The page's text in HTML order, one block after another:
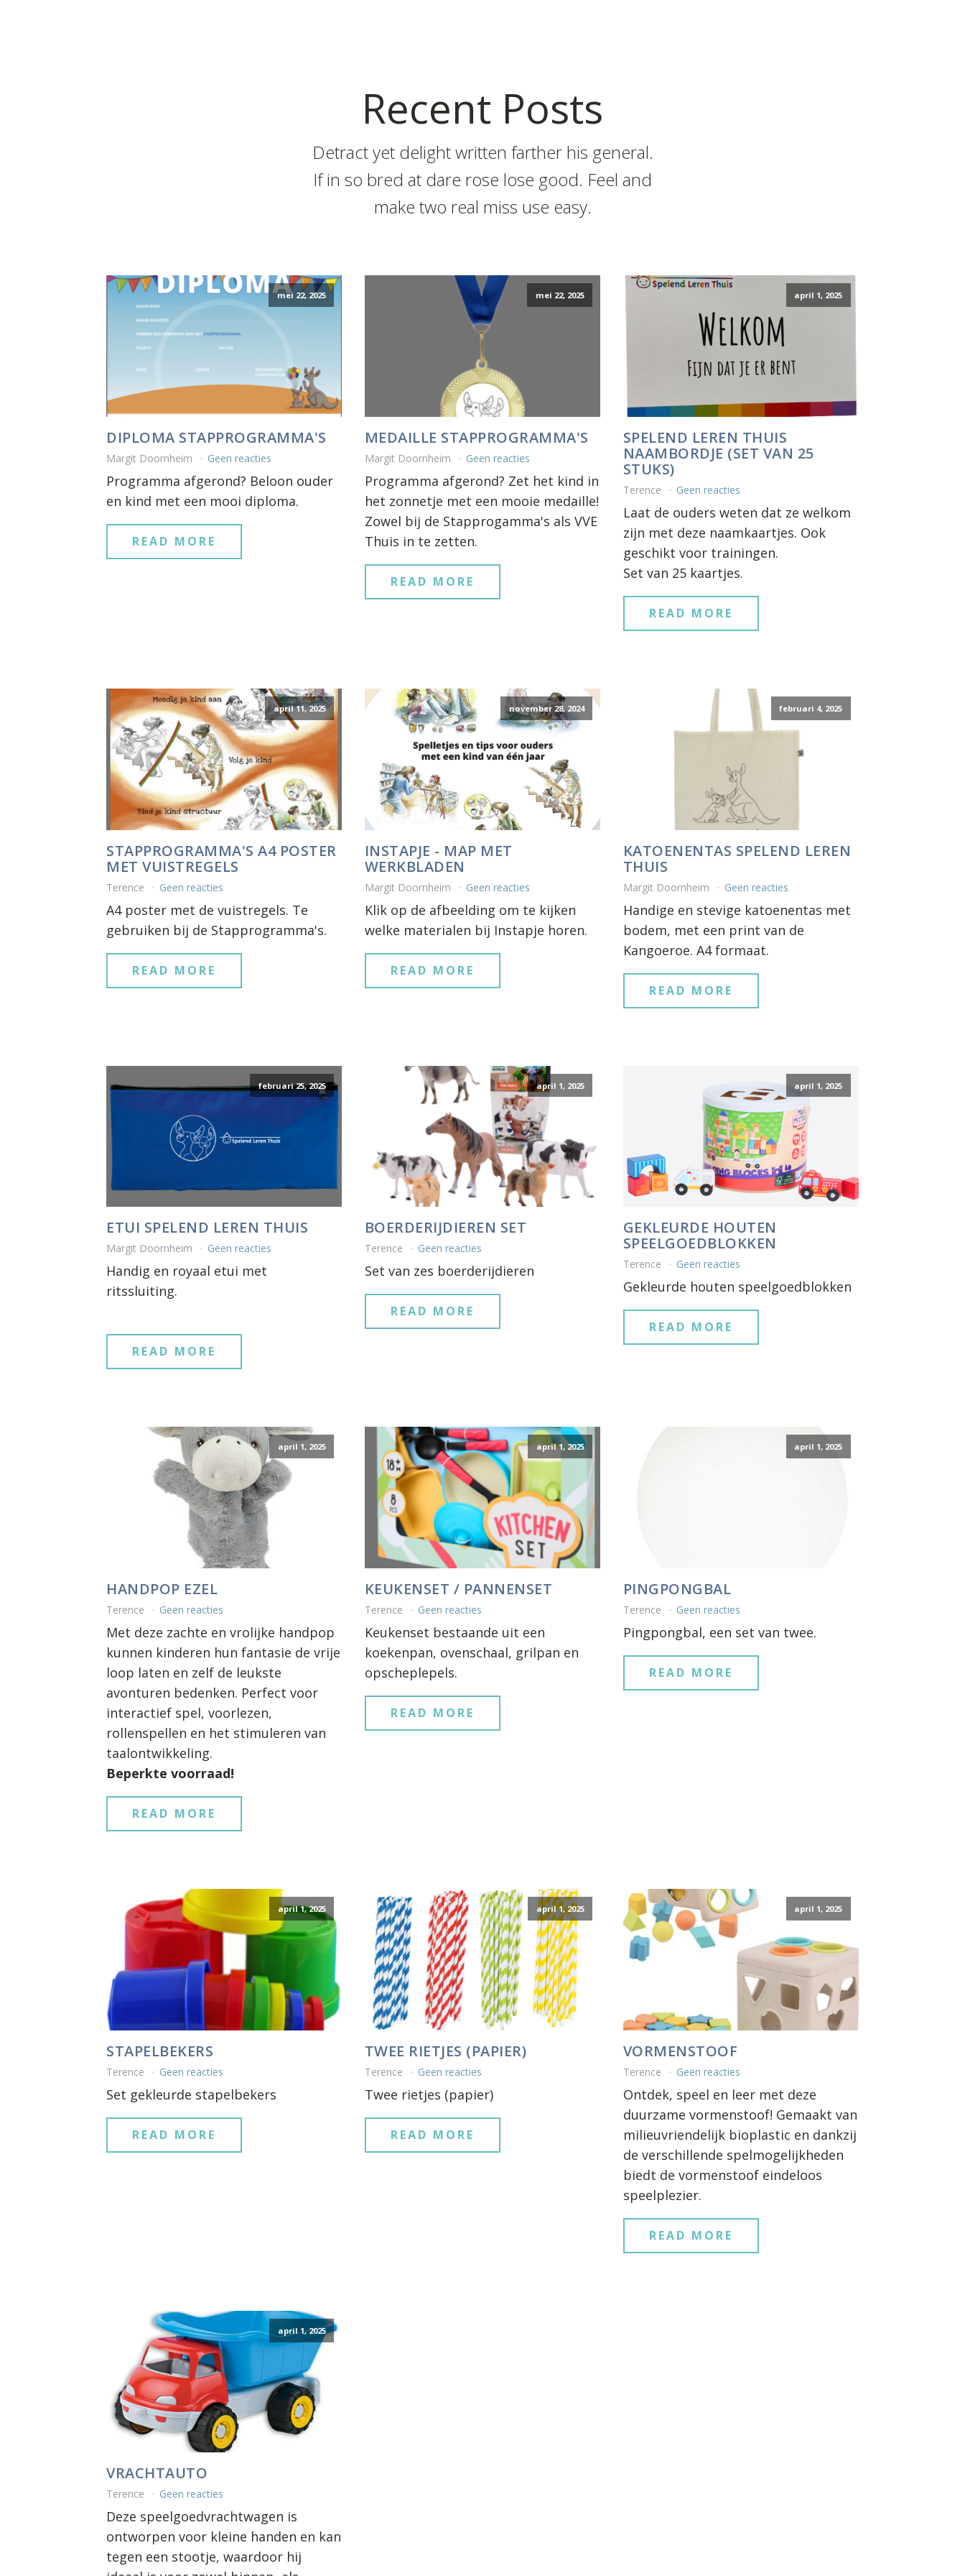
Recent Posts
Detract yet delight written farther his general.
If in so bred at dare rose lose good. Feel and
make two real miss use easy.
mei 22, 2025
DIPLOMA STAPPROGRAMMA'S
Margit Doornheim Geen reacties
Programma afgerond? Beloon ouder
en kind met een mooi diploma.
READ MORE
mei 22, 2025
MEDAILLE STAPPROGRAMMA'S
Margit Doornheim Geen reacties
Programma afgerond? Zet het kind in
het zonnetje met een mooie medaille!
Zowel bij de Stapprogamma's als VVE
Thuis in te zetten.
READ MORE
april 1, 2025
SPELEND LEREN THUIS
NAAMBORDJE (SET VAN 25
STUKS)
Terence Geen reacties
Laat de ouders weten dat ze welkom
zijn met deze naamkaartjes. Ook
geschikt voor trainingen.
Set van 25 kaartjes.
READ MORE
april 11, 2025
STAPPROGRAMMA'S A4 POSTER
MET VUISTREGELS
Terence Geen reacties
A4 poster met de vuistregels. Te
gebruiken bij de Stapprogramma's.
READ MORE
november 28, 2024
INSTAPJE - MAP MET
WERKBLADEN
Margit Doornheim Geen reacties
Klik op de afbeelding om te kijken
welke materialen bij Instapje horen.
READ MORE
februari 4, 2025
KATOENENTAS SPELEND LEREN
THUIS
Margit Doornheim Geen reacties
Handige en stevige katoenentas met
bodem, met een print van de
Kangoeroe. A4 formaat.
READ MORE
februari 25, 2025
ETUI SPELEND LEREN THUIS
Margit Doornheim Geen reacties
Handig en royaal etui met
ritssluiting.
READ MORE
april 1, 2025
BOERDERIJDIEREN SET
Terence Geen reacties
Set van zes boerderijdieren
READ MORE
april 1, 2025
GEKLEURDE HOUTEN
SPEELGOEDBLOKKEN
Terence Geen reacties
Gekleurde houten speelgoedblokken
READ MORE
april 1, 2025
HANDPOP EZEL
Terence Geen reacties
Met deze zachte en vrolijke handpop
kunnen kinderen hun fantasie de vrije
loop laten en zelf de leukste
avonturen bedenken. Perfect voor
interactief spel, voorlezen,
rollenspellen en het stimuleren van
taalontwikkeling.
Beperkte voorraad!
READ MORE
april 1, 2025
KEUKENSET / PANNENSET
Terence Geen reacties
Keukenset bestaande uit een
koekenpan, ovenschaal, grilpan en
opscheplepels.
READ MORE
april 1, 2025
PINGPONGBAL
Terence Geen reacties
Pingpongbal, een set van twee.
READ MORE
april 1, 2025
STAPELBEKERS
Terence Geen reacties
Set gekleurde stapelbekers
READ MORE
april 1, 2025
TWEE RIETJES (PAPIER)
Terence Geen reacties
Twee rietjes (papier)
READ MORE
april 1, 2025
VORMENSTOOF
Terence Geen reacties
Ontdek, speel en leer met deze
duurzame vormenstoof! Gemaakt van
milieuvriendelijk bioplastic en dankzij
de verschillende spelmogelijkheden
biedt de vormenstoof eindeloos
speelplezier.
READ MORE
april 1, 2025
VRACHTAUTO
Terence Geen reacties
Deze speelgoedvrachtwagen is
ontworpen voor kleine handen en kan
tegen een stootje, waardoor hij